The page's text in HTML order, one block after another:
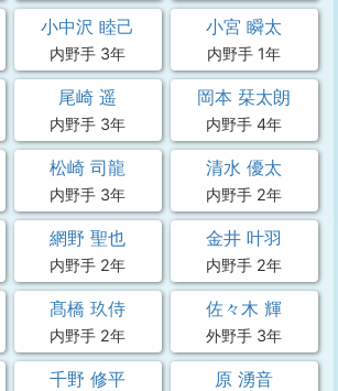
小中沢 睦己
内野手 3年
小宮 瞬太
内野手 1年
尾崎 遥
内野手 3年
岡本 栞太朗
内野手 4年
松崎 司龍
内野手 3年
清水 優太
内野手 2年
網野 聖也
内野手 2年
金井 叶羽
内野手 2年
髙橋 玖侍
内野手 2年
佐々木 輝
外野手 3年
千野 修平 原 湧音